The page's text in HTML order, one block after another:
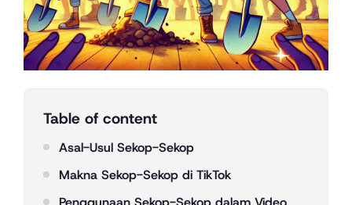
Table of content
Asal-Usul Sekop-Sekop
Makna Sekop-Sekop di TikTok